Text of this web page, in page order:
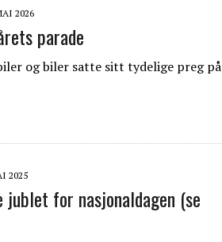
2026
parade
og biler satte sitt tydelige preg på
2025
for nasjonaldagen (se